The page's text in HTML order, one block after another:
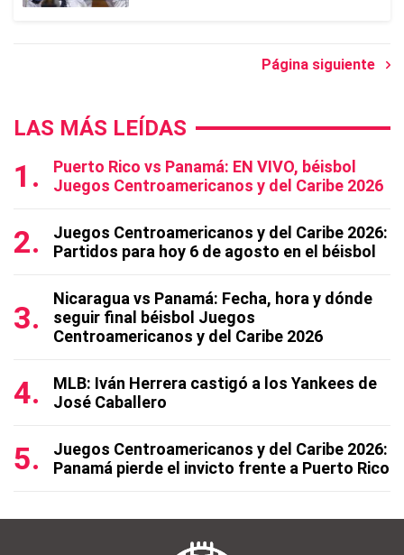
Página siguiente
LAS MÁS LEÍDAS
Puerto Rico vs Panamá: EN VIVO, béisbol
Juegos Centroamericanos y del Caribe 2026
Juegos Centroamericanos y del Caribe 2026:
Partidos para hoy 6 de agosto en el béisbol
Nicaragua vs Panamá: Fecha, hora y dónde
seguir final béisbol Juegos
Centroamericanos y del Caribe 2026
MLB: Iván Herrera castigó a los Yankees de
José Caballero
Juegos Centroamericanos y del Caribe 2026:
Panamá pierde el invicto frente a Puerto Rico